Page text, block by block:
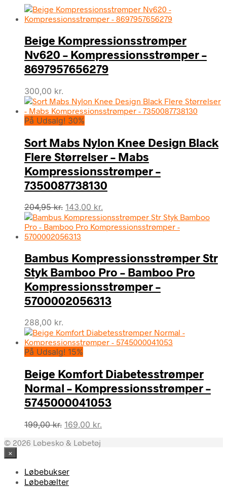
Beige Kompressionsstrømper
Nv620 – Kompressionsstrømper –
8697957656279
300,00 kr.
På Udsalg! 30%
Sort Mabs Nylon Knee Design Black
Flere Størrelser – Mabs
Kompressionsstrømper –
7350087738130
204,95kr. Den
oprindelige
pris
var:
143,00 kr.
aktuelle
pris
Bambus Kompressionsstrømper Str
Styk Bamboo Pro – Bamboo Pro
Kompressionsstrømper –
5700002056313
288,00 kr.
På Udsalg! 15%
Beige Komfort Diabetesstrømper
Normal – Kompressionsstrømper –
5745000041053
199,00kr. Den
pris
169,00 kr.
© 2026 Løbesko & Løbetøj
×
Løbebukser
Løbebælter